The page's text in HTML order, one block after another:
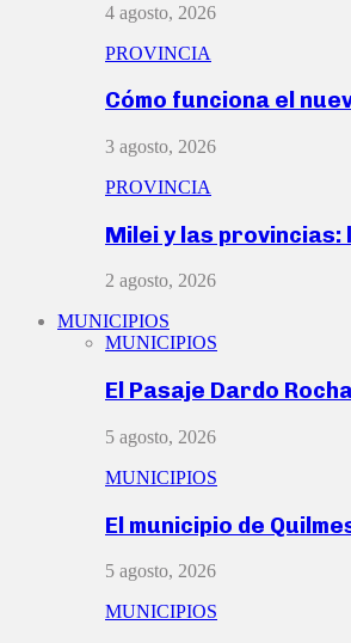
4 agosto, 2026
PROVINCIA
Cómo funciona el
3 agosto, 2026
PROVINCIA
Milei y las
2 agosto, 2026
MUNICIPIOS
MUNICIPIOS
El Pasaje Dardo
5 agosto, 2026
MUNICIPIOS
El municipio de
5 agosto, 2026
MUNICIPIOS